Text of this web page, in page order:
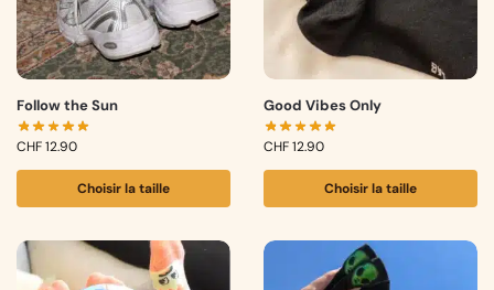
Follow the Sun
CHF12.90
Choisir la taille
Good Vibes Only
CHF12.90
Choisir la taille